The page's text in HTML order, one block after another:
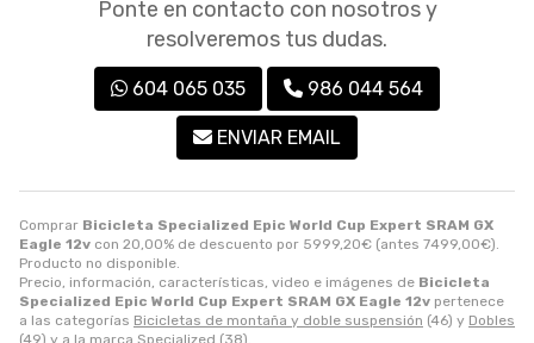
Comprar Bicicleta Specialized Epic World Cup Expert SRAM GX
Eagle 12v con 20,00% de descuento por 5999,20€ (antes 7499,00€).
Producto no disponible.
Precio, información, características, video e imágenes de Bicicleta
Specialized Epic World Cup Expert SRAM GX Eagle 12v pertenece
a las categorías Bicicletas de montaña y doble suspensión (46) y Dobles
Ponte en contacto con nosotros y
resolveremos tus dudas.
604 065 035 986 044 564
ENVIAR EMAIL